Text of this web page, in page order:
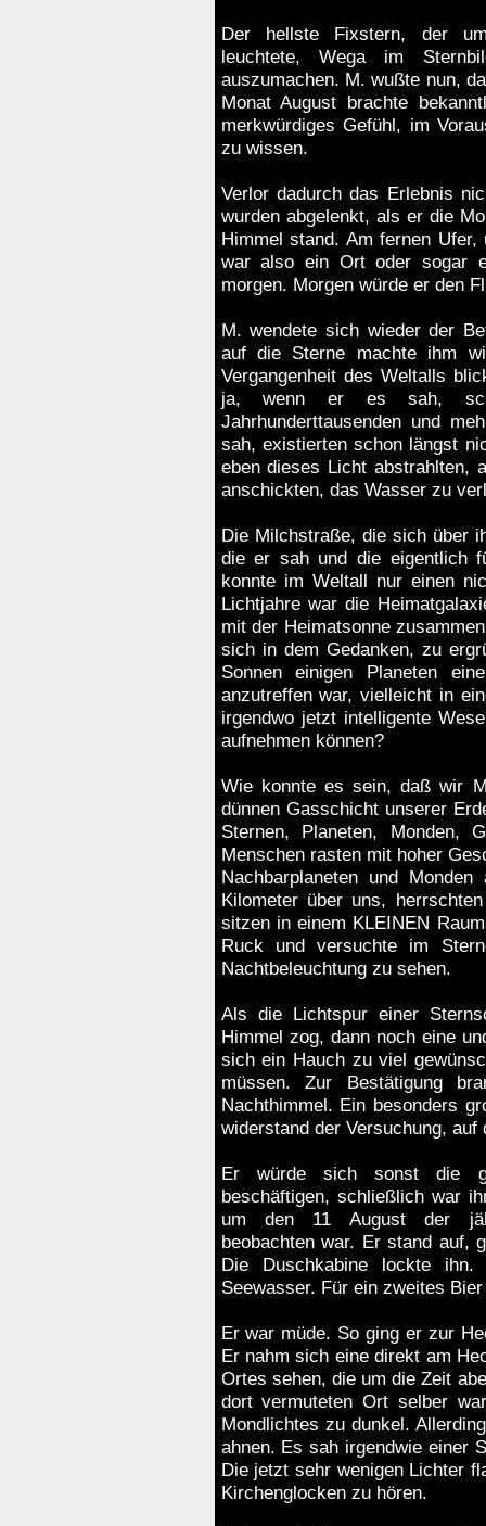
Der hellste Fixstern, der
leuchtete, Wega im
auszumachen. M. wußte nun,
Monat August brachte
merkwürdiges Gefühl, im
zu wissen.
Verlor dadurch das Erlebnis
wurden abgelenkt, als er die
Himmel stand. Am fernen
war also ein Ort oder sogar
morgen. Morgen würde er den
M. wendete sich wieder der
auf die Sterne machte ihm
Vergangenheit des Weltalls
ja, wenn er es sah,
Jahrhunderttausenden und
sah, existierten schon längst
eben dieses Licht abstrahlten,
anschickten, das Wasser zu
Die Milchstraße, die sich über
die er sah und die eigentlich
konnte im Weltall nur einen
Lichtjahre war die
mit der Heimatsonne
sich in dem Gedanken, zu
Sonnen einigen Planeten
anzutreffen war, vielleicht in
irgendwo jetzt intelligente
aufnehmen können?
Wie konnte es sein, daß wir
dünnen Gasschicht unserer
Sternen, Planeten, Monden,
Menschen rasten mit hoher
Nachbarplaneten und
Kilometer über uns,
sitzen in einem KLEINEN
Ruck und versuchte im
Nachtbeleuchtung zu sehen.
Als die Lichtspur einer
Himmel zog, dann noch eine
sich ein Hauch zu viel
müssen. Zur Bestätigung
Nachthimmel. Ein besonders
widerstand der Versuchung,
Er würde sich sonst die
beschäftigen, schließlich war
um den 11 August der
beobachten war. Er stand auf,
Die Duschkabine lockte
Seewasser. Für ein zweites
Er war müde. So ging er zur
Er nahm sich eine direkt am
Ortes sehen, die um die Zeit
dort vermuteten Ort selber
Mondlichtes zu dunkel.
ahnen. Es sah irgendwie einer
Die jetzt sehr wenigen Lichter
Kirchenglocken zu hören.